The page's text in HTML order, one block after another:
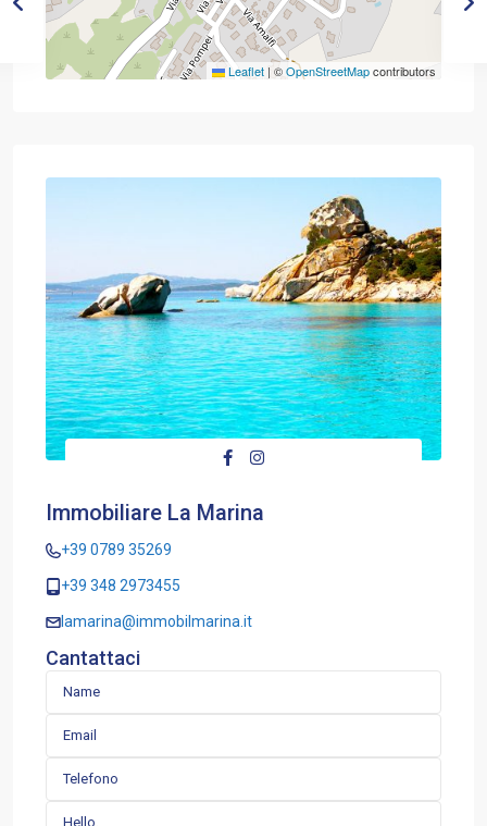
Leaflet | ©OpenStreetMapcontributors
Immobiliare La Marina
+39 0789 35269
+39 348 2973455
lamarina@immobilmarina.it
Cantattaci